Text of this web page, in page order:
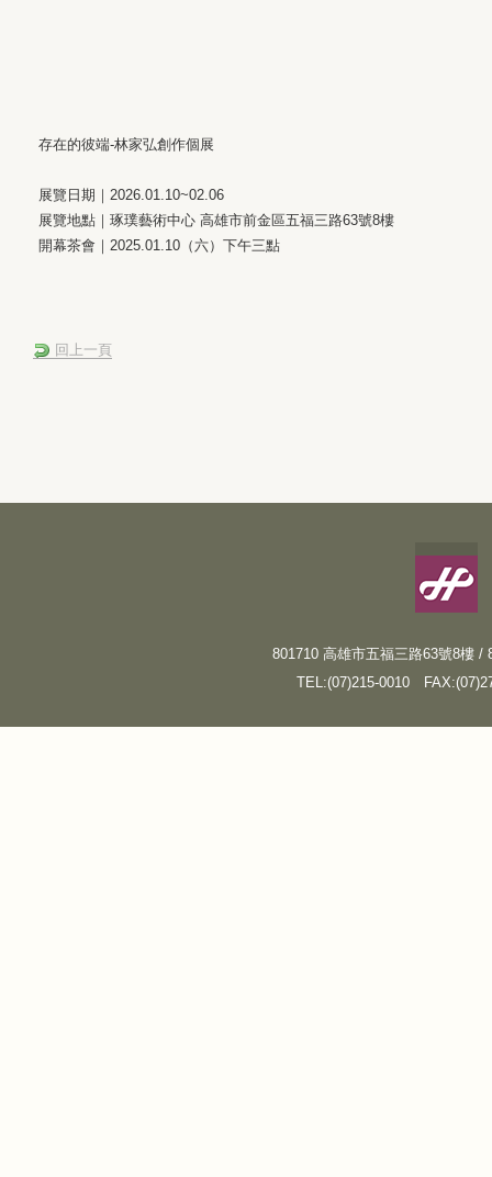
存在的彼端-林家弘創作個展
展覽日期｜2026.01.10~02.06
展覽地點｜琢璞藝術中心 高雄市前金區五福三路63號8樓
開幕茶會｜2025.01.10（六）下午三點
回上一頁
801710 高雄市五福三路63號8樓 /
TEL:(07)215-0010